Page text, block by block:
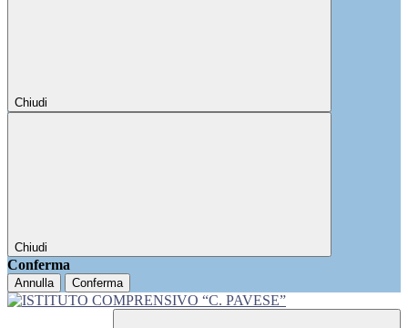
Chiudi
Chiudi
Conferma
Annulla Conferma